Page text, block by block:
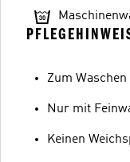
Zum
Nur mit
Keinen